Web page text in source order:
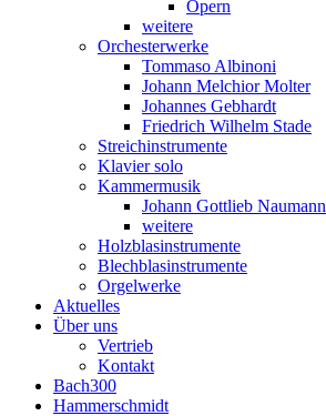
Opern
weitere
Orchesterwerke
Tommaso Albinoni
Johann Melchior Molter
Johannes Gebhardt
Friedrich Wilhelm Stade
Streichinstrumente
Klavier solo
Kammermusik
Johann Gottlieb Naumann
weitere
Holzblasinstrumente
Blechblasinstrumente
Orgelwerke
Aktuelles
Über uns
Vertrieb
Kontakt
Bach300
Hammerschmidt